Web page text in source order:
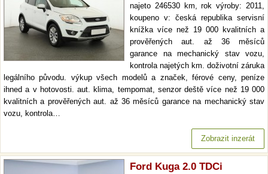
najeto 246530 km, rok výroby: 2011,
koupeno v: česká republika servisní
knížka více než 19 000 kvalitních a
prověřených aut. až 36 měsíců
garance na mechanický stav vozu,
kontrola najetých km. doživotní záruka
legálního původu. výkup všech modelů a značek, férové ceny, peníze
ihned a v hotovosti. aut. klima, tempomat, senzor deště více než 19 000
kvalitních a prověřených aut. až 36 měsíců garance na mechanický stav
vozu, kontrola…
Zobrazit inzerát
Ford Kuga 2.0 TDCi